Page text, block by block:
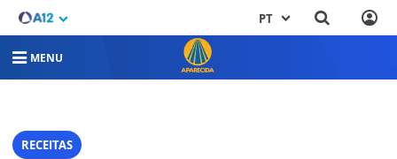
PT
MENU
RECEITAS